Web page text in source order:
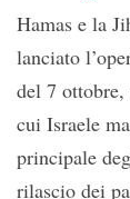
Hamas e la
lanciato
del 7
cui Israele
principale
rilascio dei